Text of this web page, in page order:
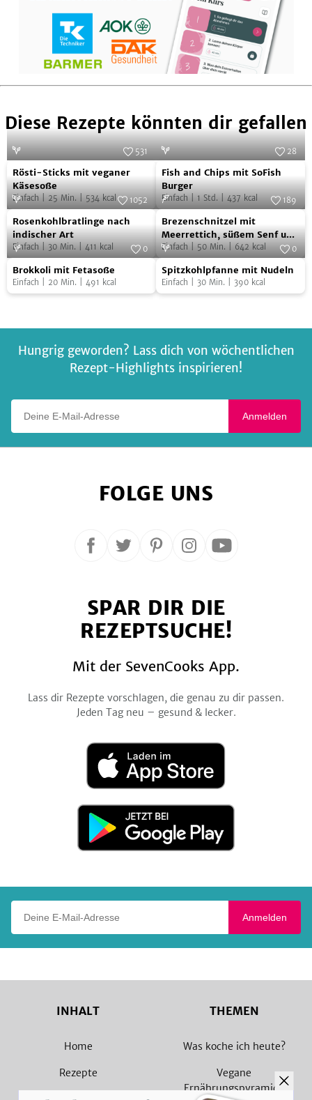
Diese Rezepte könnten dir gefallen
Rösti-
Sticks
mit
veganer
Käsesoße
531
Rösti-Sticks mit veganer
Käsesoße
Einfach 25 Min. 534 kcal
Fish
and
Chips
mit
SoFish
Burger
Foto:
28
Fish and Chips mit SoFish
Burger
Einfach 1 Std. 437 kcal
Rosenkohlbratlinge
nach
indischer
Art
SevenCooks
1052
Rosenkohlbratlinge nach
indischer Art
Einfach 30 Min. 411 kcal
Brezenschnitzel
mit
Meerrettich,
süßem
Senf
Foto:
189
Brezenschnitzel mit
Meerrettich, süßem Senf und
buntem Salat
Einfach 50 Min. 642 kcal
Brokkoli
mit
Fetasoße
0
Brokkoli mit Fetasoße
Einfach 20 Min. 491 kcal
Spitzkohlpfanne
mit
Nudeln
Foto: SevenCooks
0
Spitzkohlpfanne mit Nudeln
Einfach 30 Min. 390 kcal
Hungrig geworden? Lass dich von wöchentlichen
Rezept-Highlights inspirieren!
Anmelden
FOLGE UNS
Folge
Facebook
Folge
Twitter
Folge
Pinterest
Folge
Instagram
Folge
YouTube
SPAR DIR DIE
REZEPTSUCHE!
Mit der SevenCooks App.
Lass dir Rezepte vorschlagen, die genau zu dir passen.
Jeden Tag neu – gesund & lecker.
Laden
im
App
Jetzt
Google
Anmelden
INHALT
Home
Rezepte
THEMEN
Was koche ich heute?
Vegane
Ernährungspyramide